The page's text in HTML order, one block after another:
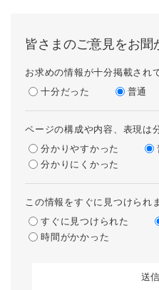
皆さまのご意見をお聞
お求めの情報が十分掲載され
十分だった
普通
ページの構成や内容、表現は
分かりやすかった
分かりにくかった
この情報をすぐに見つけられ
すぐに見つけられた
時間がかかった